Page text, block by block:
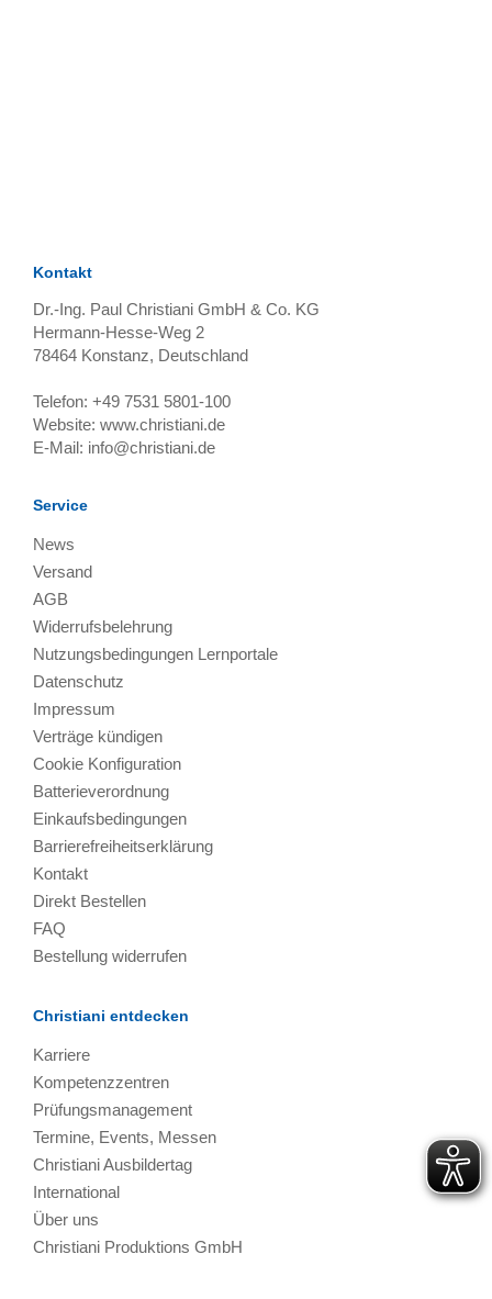
Kontakt
Dr.-Ing. Paul Christiani GmbH & Co. KG
Hermann-Hesse-Weg 2
78464 Konstanz, Deutschland
Telefon: +49 7531 5801-100
Website: www.christiani.de
E-Mail: info@christiani.de
Service
News
Versand
AGB
Widerrufsbelehrung
Nutzungsbedingungen Lernportale
Datenschutz
Impressum
Verträge kündigen
Cookie Konfiguration
Batterieverordnung
Einkaufsbedingungen
Barrierefreiheitserklärung
Kontakt
Direkt Bestellen
FAQ
Bestellung widerrufen
Christiani entdecken
Karriere
Kompetenzzentren
Prüfungsmanagement
Termine, Events, Messen
Christiani Ausbildertag
International
Über uns
Christiani Produktions GmbH